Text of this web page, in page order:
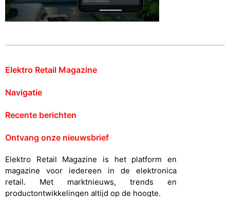
Elektro Retail Magazine
Navigatie
Recente berichten
Ontvang onze nieuwsbrief
Elektro Retail Magazine is het platform en
magazine voor iedereen in de elektronica
retail. Met marktnieuws, trends en
productontwikkelingen altijd op de hoogte.